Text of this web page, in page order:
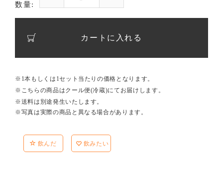
数量:
カートに入れる
※1本もしくは1セット当たりの価格となります。
※こちらの商品はクール便(冷蔵)にてお届けします。
※送料は別途発生いたします。
※写真は実際の商品と異なる場合があります。
飲んだ 飲みたい